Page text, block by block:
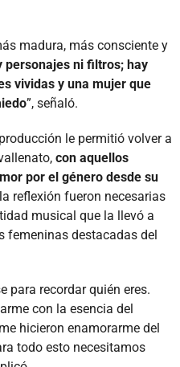
madura, más consciente y
personajes ni filtros; hay
vividas y una mujer que
”, señaló.
le permitió volver a
con aquellos
por el género desde su
reflexión fueron necesarias
musical que la llevó a
femeninas destacadas del
para recordar quién eres.
con la esencia del
hicieron enamorarme del
todo esto necesitamos